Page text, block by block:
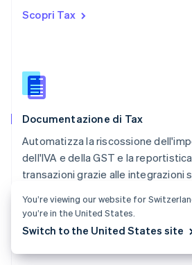
Scopri Tax
Documentazione di Tax
Automatizza la riscossione
dell'IVA e della GST e la
transazioni grazie alle integrazioni
Consulta la documentazione
Regno Unito
English
English
Singapore
Slovacchia
English
Slovenia
Spagna
Stati Uniti
Svezia
You’re viewing our website for
you’re in the United States.
Switch to the United States site